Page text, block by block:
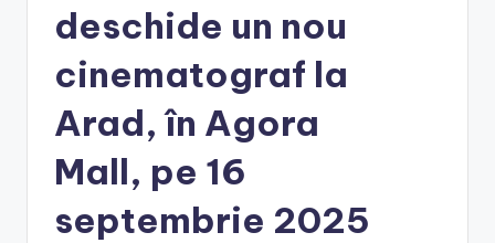
deschide un nou
cinematograf la
Arad, în Agora
Mall, pe 16
septembrie 2025